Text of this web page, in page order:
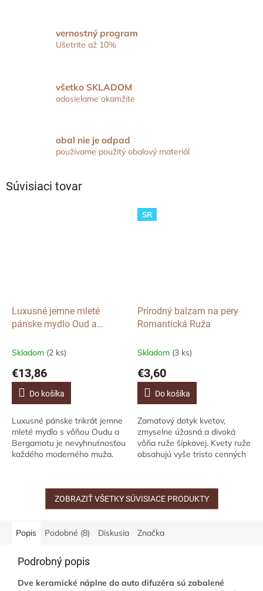
vernostný program
Ušetrite až 10%
všetko SKLADOM
odosielame okamžite
obal nie je odpad
používame použitý obalový materiál
Súvisiaci tovar
Luxusné jemne mleté
pánske mydlo Oud a
Skladom (2 ks)
€13,86
Do košíka
Luxusné pánske trikrát jemne
mleté mydlo s vôňou Oudu a
Bergamotu je nevyhnutnosťou
každého moderného muža.
SR
Prírodný balzam na pery
Romantická Ruža
Skladom (3 ks)
€3,60
Do košíka
Zamatový dotyk kvetov,
zmyselne úžasná a divoká
vôňa ruže šípkovej. Kvety ruže
obsahujú vyše tristo cenných
pokožky pier....
ZOBRAZIŤ VŠETKY SÚVISIACE PRODUKTY
Popis Podobné (8) Diskusia Značka
Podrobný popis
Dve keramické náplne do auto difuzéra sú zabalené